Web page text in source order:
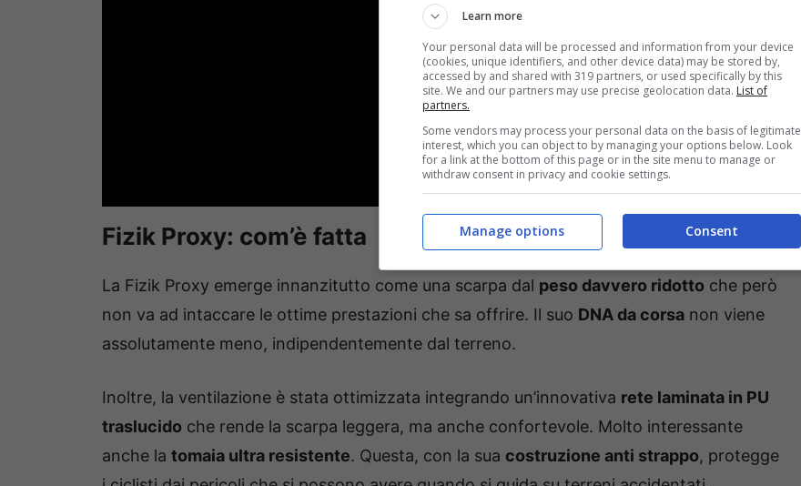
Fizik Proxy: com’è fatta
La Fizik Proxy emerge innanzitutto come una scarpa dal peso davvero ridotto che però
non va ad intaccare le ottime prestazioni che sa offrire. Il suo DNA da corsa non viene
assolutamente meno, indipendentemente dal terreno.
Inoltre, la ventilazione è stata ottimizzata integrando un’innovativa rete laminata in PU
traslucido che rende la scarpa leggera, ma anche confortevole. Molto interessante
anche la tomaia ultra resistente. Questa, con la sua costruzione anti strappo, protegge
Learn more
Your personal data will be processed and information from your device
(cookies, unique identifiers, and other device data) may be stored by,
accessed by and shared with 319 partners, or used specifically by this
site. We and our partners may use precise geolocation data. List of
partners.
Some vendors may process your personal data on the basis of legitimate
interest, which you can object to by managing your options below. Look
for a link at the bottom of this page or in the site menu to manage or
withdraw consent in privacy and cookie settings.
Consent
Manage options